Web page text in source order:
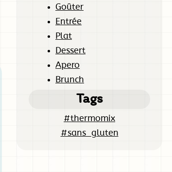
Goûter
Entrée
Plat
Dessert
Apero
Brunch
Tags
#thermomix
#sans_gluten